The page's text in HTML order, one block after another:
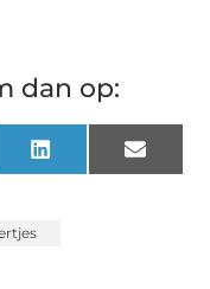
dan op:
LinkedIn Email